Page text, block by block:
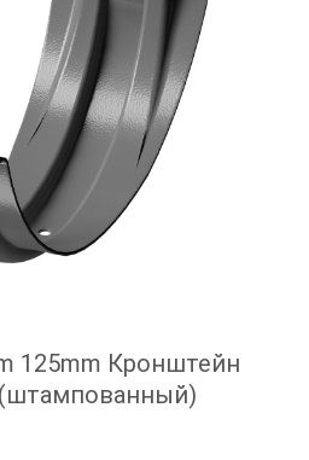
125mm Кронштейн